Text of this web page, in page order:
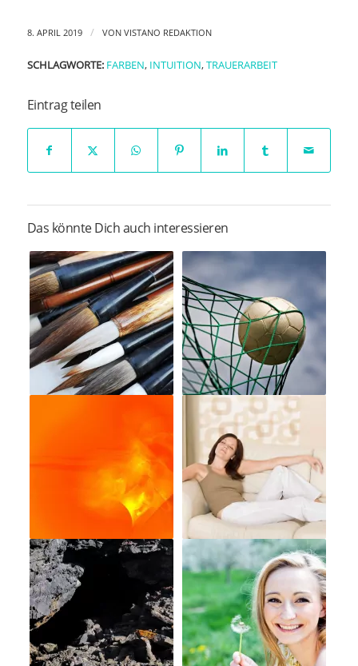
8. APRIL 2019 / VON VISTANO REDAKTION
SCHLAGWORTE: FARBEN, INTUITION,TRAUERARBEIT
Eintrag teilen
Das könnte Dich auch interessieren